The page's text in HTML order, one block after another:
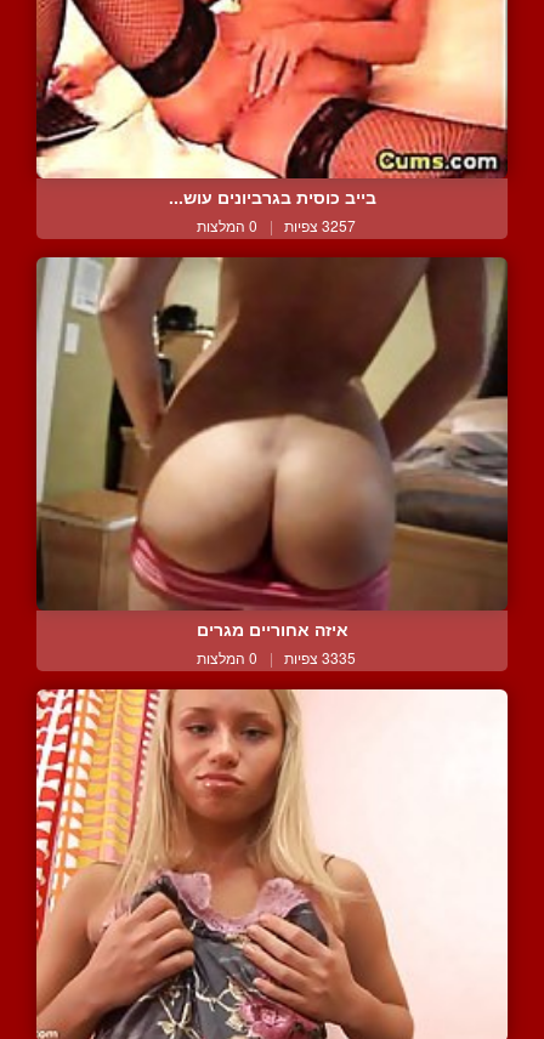
בייב כוסית בגרביונים עוש...
3257 צפיות | 0 המלצות
איזה אחוריים מגרים
3335 צפיות | 0 המלצות